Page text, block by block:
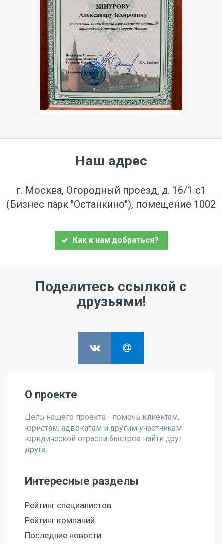
Наш адрес
г. Москва, Огородный проезд, д. 16/1 с1
(Бизнес парк "Останкино"), помещение 1002
Как к нам добраться?
Поделитесь ссылкой с
друзьями!
О проекте
Цель нашего проекта - помочь клиентам,
юристам, адвокатам и другим участникам
юридической отрасли быстрее найти друг
друга.
Интересные разделы
Рейтинг специалистов
Рейтинг компаний
Последние новости